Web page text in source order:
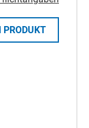
PRODUKT